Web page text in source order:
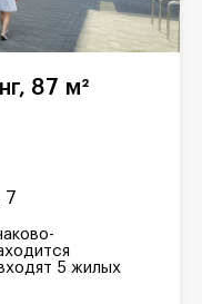
87 м²
7
5 жилых